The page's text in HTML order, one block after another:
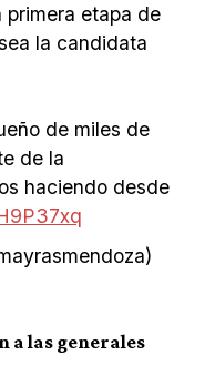
primera etapa de
la candidata
de miles de
de la
haciendo desde
a las generales